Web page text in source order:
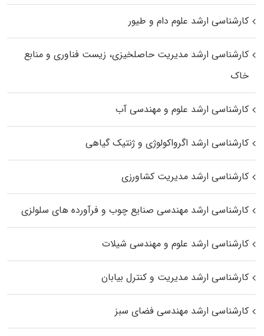
کارشناسی ارشد علوم دام و طیور
کارشناسی ارشد مدیریت حاصلخیزی، زیست فناوری و منابع
خاک
کارشناسی ارشد علوم و مهندسی آب
کارشناسی ارشد اگرواکولوژی و ژنتیک گیاهی
کارشناسی ارشد مدیریت کشاورزی
کارشناسی ارشد مهندسی صنایع چوب و فرآورده‌ های سلولزی
کارشناسی ارشد علوم و مهندسی شیلات
کارشناسی ارشد مدیریت و کنترل بیابان
کارشناسی ارشد مهندسی فضای سبز